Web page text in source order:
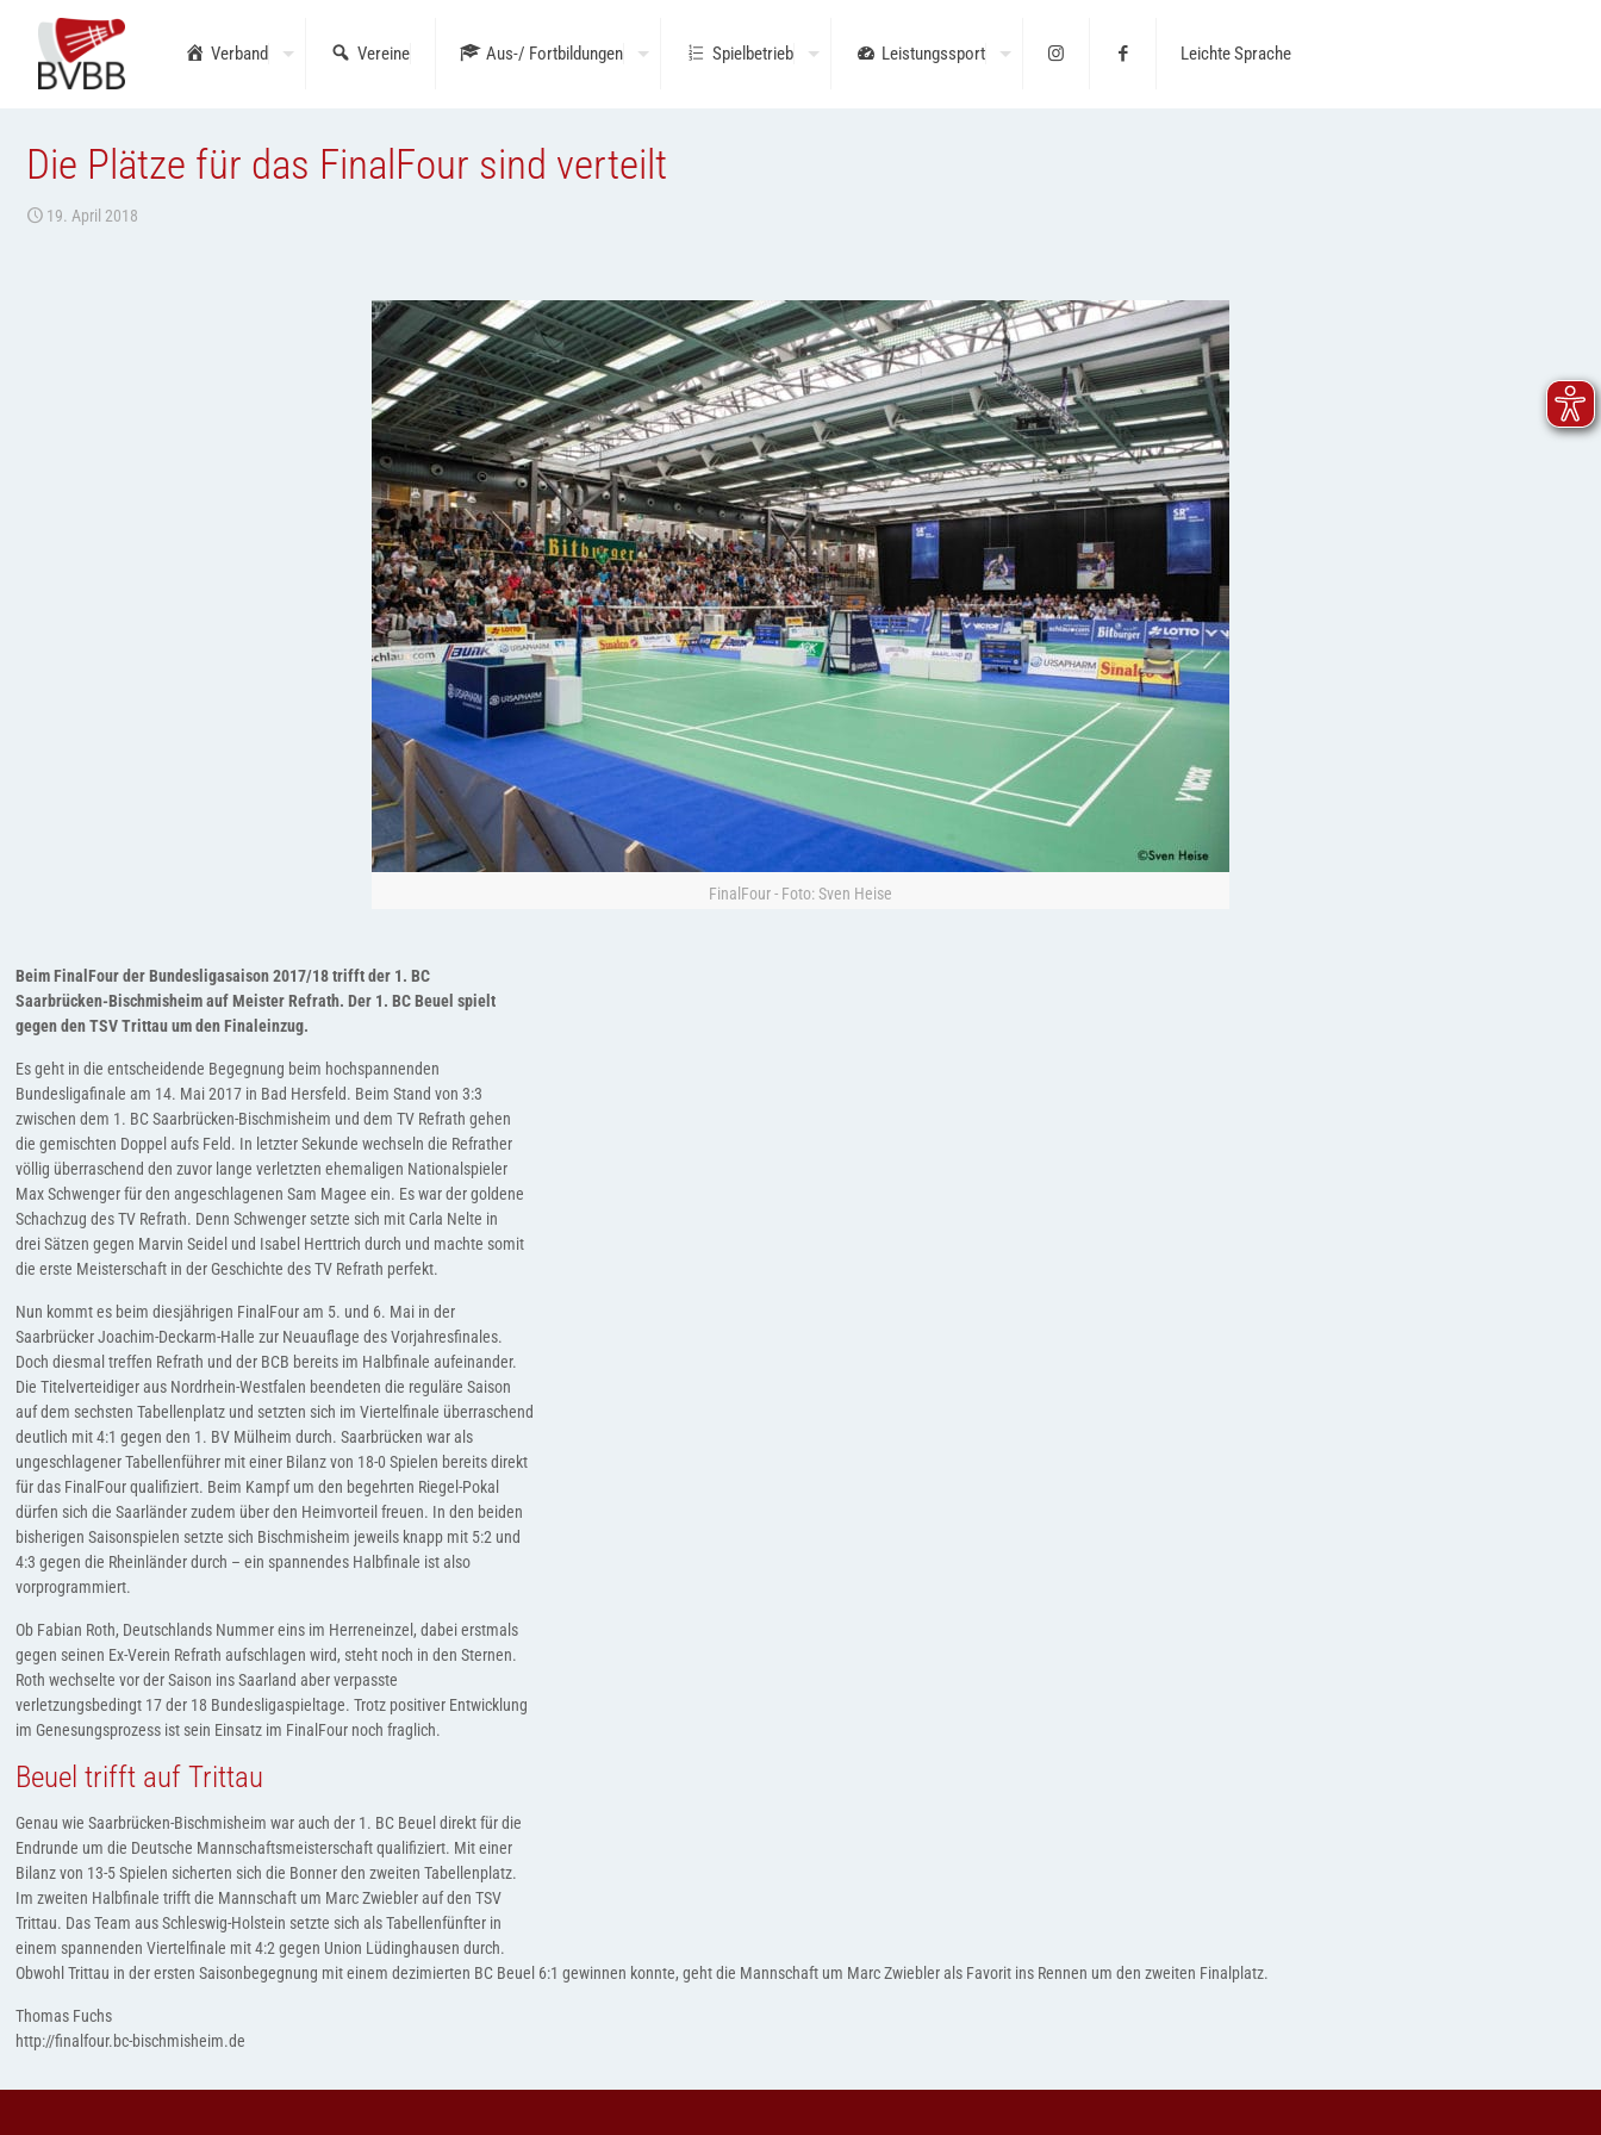
Verband Vereine Aus-/ Fortbildungen Spielbetrieb Leistungssport Leichte Sprache
Die Plätze für das FinalFour sind verteilt
19. April 2018
FinalFour - Foto: Sven Heise
Beim FinalFour der Bundesligasaison 2017/18 trifft der 1. BC
Saarbrücken-Bischmisheim auf Meister Refrath. Der 1. BC Beuel spielt
gegen den TSV Trittau um den Finaleinzug.
Es geht in die entscheidende Begegnung beim hochspannenden
Bundesligafinale am 14. Mai 2017 in Bad Hersfeld. Beim Stand von 3:3
zwischen dem 1. BC Saarbrücken-Bischmisheim und dem TV Refrath gehen
die gemischten Doppel aufs Feld. In letzter Sekunde wechseln die Refrather
völlig überraschend den zuvor lange verletzten ehemaligen Nationalspieler
Max Schwenger für den angeschlagenen Sam Magee ein. Es war der goldene
Schachzug des TV Refrath. Denn Schwenger setzte sich mit Carla Nelte in
drei Sätzen gegen Marvin Seidel und Isabel Herttrich durch und machte somit
die erste Meisterschaft in der Geschichte des TV Refrath perfekt.
Nun kommt es beim diesjährigen FinalFour am 5. und 6. Mai in der
Saarbrücker Joachim-Deckarm-Halle zur Neuauflage des Vorjahresfinales.
Doch diesmal treffen Refrath und der BCB bereits im Halbfinale aufeinander.
Die Titelverteidiger aus Nordrhein-Westfalen beendeten die reguläre Saison
auf dem sechsten Tabellenplatz und setzten sich im Viertelfinale überraschend
deutlich mit 4:1 gegen den 1. BV Mülheim durch. Saarbrücken war als
ungeschlagener Tabellenführer mit einer Bilanz von 18-0 Spielen bereits direkt
für das FinalFour qualifiziert. Beim Kampf um den begehrten Riegel-Pokal
dürfen sich die Saarländer zudem über den Heimvorteil freuen. In den beiden
bisherigen Saisonspielen setzte sich Bischmisheim jeweils knapp mit 5:2 und
4:3 gegen die Rheinländer durch – ein spannendes Halbfinale ist also
vorprogrammiert.
Ob Fabian Roth, Deutschlands Nummer eins im Herreneinzel, dabei erstmals
gegen seinen Ex-Verein Refrath aufschlagen wird, steht noch in den Sternen.
Roth wechselte vor der Saison ins Saarland aber verpasste
verletzungsbedingt 17 der 18 Bundesligaspieltage. Trotz positiver Entwicklung
im Genesungsprozess ist sein Einsatz im FinalFour noch fraglich.
Beuel trifft auf Trittau
Genau wie Saarbrücken-Bischmisheim war auch der 1. BC Beuel direkt für die
Endrunde um die Deutsche Mannschaftsmeisterschaft qualifiziert. Mit einer
Bilanz von 13-5 Spielen sicherten sich die Bonner den zweiten Tabellenplatz.
Im zweiten Halbfinale trifft die Mannschaft um Marc Zwiebler auf den TSV
Trittau. Das Team aus Schleswig-Holstein setzte sich als Tabellenfünfter in
einem spannenden Viertelfinale mit 4:2 gegen Union Lüdinghausen durch.
Obwohl Trittau in der ersten Saisonbegegnung mit einem dezimierten BC Beuel 6:1 gewinnen konnte, geht die Mannschaft um Marc Zwiebler als Favorit ins Rennen um den zweiten Finalplatz.
Thomas Fuchs
http://finalfour.bc-bischmisheim.de